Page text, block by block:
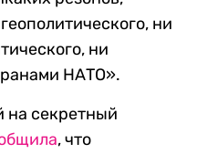
ни
ни
НАТО».
на секретный
, что